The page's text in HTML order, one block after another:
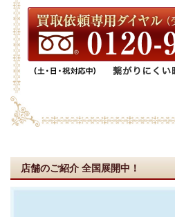
店舗のご紹介 全国展開中！